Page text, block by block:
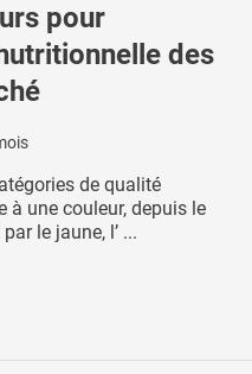
pour
des
de qualité
à une couleur, depuis le
le jaune, l’ ...